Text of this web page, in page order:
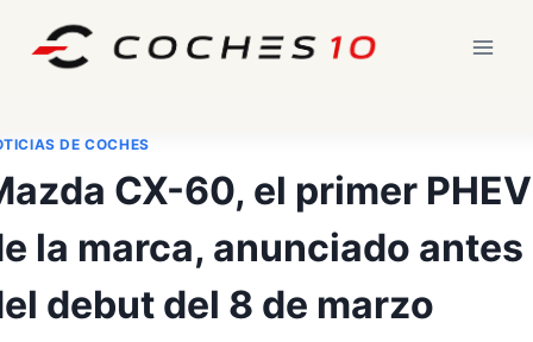
DE COCHES
CX-60, el primer PHEV
la marca, anunciado antes
debut del 8 de marzo